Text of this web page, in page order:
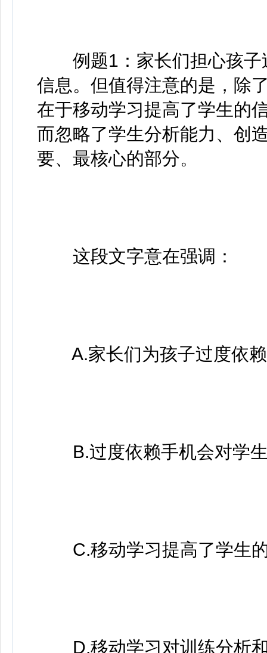
例题1：家长们担心孩子
信息。但值得注意的是，除
在于移动学习提高了学生的
而忽略了学生分析能力、创
要、最核心的部分。
这段文字意在强调：
A.家长们为孩子过度依赖
B.过度依赖手机会对学生
C.移动学习提高了学生的
D.移动学习对训练分析和